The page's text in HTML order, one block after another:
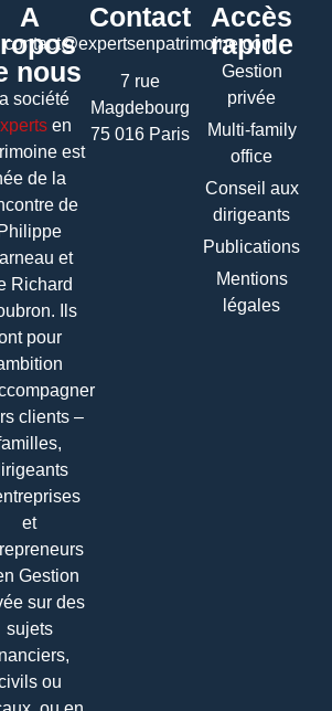
A
nous
société
en
est
de la
de
Philippe
et
Richard
Ils
pour
clients –
et
Gestion
sur des
sujets
ou
Contact
contact@expertsenpatrimoine.com
7 rue
Magdebourg
75 016 Paris
Accès
rapide
Gestion
privée
Multi-family
office
Conseil aux
dirigeants
Publications
Mentions
légales